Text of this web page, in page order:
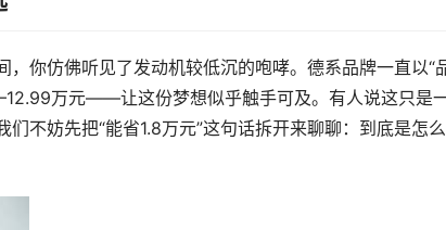
你仿佛听见了发动机较低沉的咆哮。德系品牌一直以“
万元——让这份梦想似乎触手可及。有人说这只是
不妨先把“能省1.8万元”这句话拆开来聊聊：到底是怎